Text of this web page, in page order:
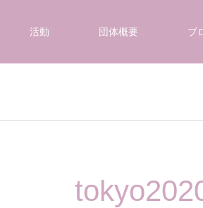
活動 団体概要 ブ